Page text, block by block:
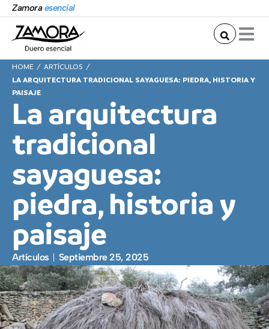
contenido
Zamoraesencial
HOME / ARTÍCULOS /
LA ARQUITECTURA TRADICIONAL SAYAGUESA: PIEDRA, HISTORIA Y
PAISAJE
La arquitectura
tradicional
sayaguesa:
piedra, historia y
paisaje
Artículos Septiembre 25, 2025